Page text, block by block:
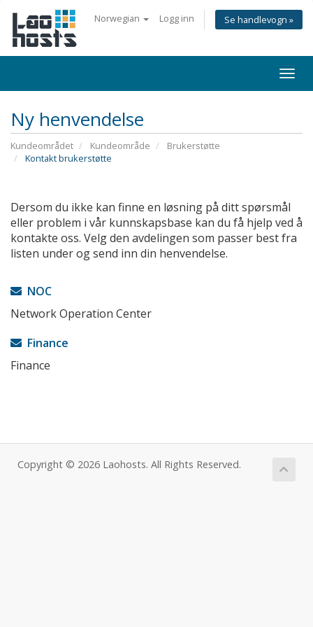
Norwegian Logg inn Se handlevogn »
Ny henvendelse
Kundeområdet Kundeområde
Brukerstøtte
Kontakt brukerstøtte
Dersom du ikke kan finne en løsning på ditt spørsmål
eller problem i vår kunnskapsbase kan du få hjelp ved å
kontakte oss. Velg den avdelingen som passer best fra
listen under og send inn din henvendelse.
NOC
Network Operation Center
Finance
Finance
Copyright © 2026 Laohosts. All Rights Reserved.